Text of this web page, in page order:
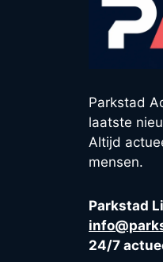
Parkstad
laatste
Altijd
mensen.
Parkstad
24/7